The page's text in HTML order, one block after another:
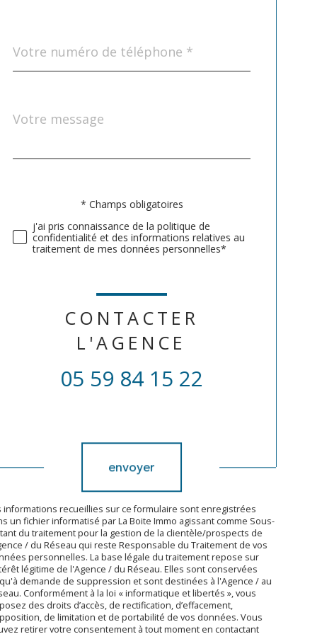
*
Fieldset
défaut
Message
*
Validation* Champs obligatoires
j'ai pris connaissance de la politique de
confidentialité et des informations relatives au
traitement de mes données personnelles*
CONTACTER
L'AGENCE
05 59 84 15 22
envoyer
informations recueillies sur ce formulaire sont enregistrées
un fichier informatisé par La Boite Immo agissant comme Sous-
du traitement pour la gestion de la clientèle/prospects de
/ du Réseau qui reste Responsable du Traitement de vos
personnelles. La base légale du traitement repose sur
légitime de l'Agence / du Réseau. Elles sont conservées
demande de suppression et sont destinées à l'Agence / au
Conformément à la loi « informatique et libertés », vous
des droits d’accès, de rectification, d’effacement,
de limitation et de portabilité de vos données. Vous
retirer votre consentement à tout moment en contactant